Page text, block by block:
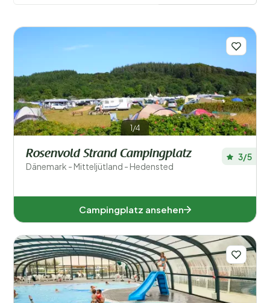
Orte
Unterkunftstyp
Schwimmen
Sport und Freizeit
1/4
Rosenvold Strand Campingplatz
Dänemark - Mitteljütland - Hedensted
3/5
Campingplatz ansehen